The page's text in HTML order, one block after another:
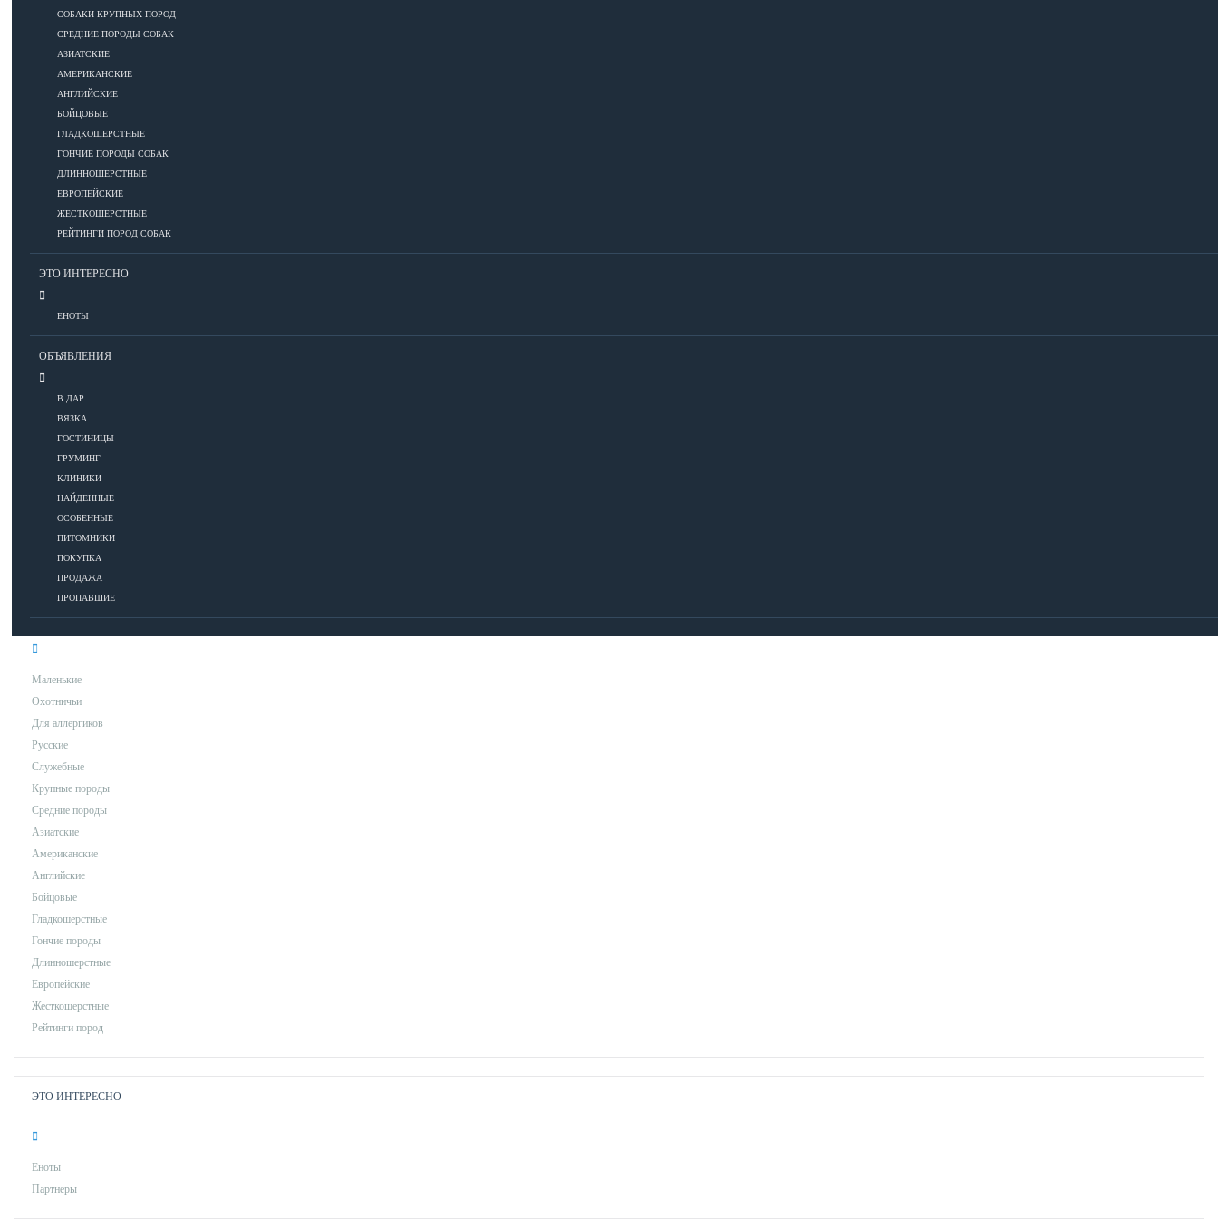
СОБАКИ КРУПНЫХ ПОРОД
СРЕДНИЕ ПОРОДЫ СОБАК
АЗИАТСКИЕ
АМЕРИКАНСКИЕ
АНГЛИЙСКИЕ
БОЙЦОВЫЕ
ГЛАДКОШЕРСТНЫЕ
ГОНЧИЕ ПОРОДЫ СОБАК
ДЛИННОШЕРСТНЫЕ
ЕВРОПЕЙСКИЕ
ЖЕСТКОШЕРСТНЫЕ
РЕЙТИНГИ ПОРОД СОБАК
ЭТО ИНТЕРЕСНО
ЕНОТЫ
ОБЪЯВЛЕНИЯ
В ДАР
ВЯЗКА
ГОСТИНИЦЫ
ГРУМИНГ
КЛИНИКИ
НАЙДЕННЫЕ
ОСОБЕННЫЕ
ПИТОМНИКИ
ПОКУПКА
ПРОДАЖА
ПРОПАВШИЕ
КОРМА
Корма супер-премиум класса
Корма холистик класса
Корма эконом класса
ПИТАНИЕ
Кормление собак
Кормление щенков
Диетическое и лечебное кормление
УХОД
Гигиена
Уход за шерстью
Аксессуары для ухода за собакой
Маленькие
Охотничьи
Для аллергиков
Русские
Служебные
Крупные породы
Средние породы
Азиатские
Американские
Английские
Бойцовые
Гладкошерстные
Гончие породы
Длинношерстные
Европейские
Жесткошерстные
Рейтинги пород
ЭТО ИНТЕРЕСНО
Еноты
Партнеры